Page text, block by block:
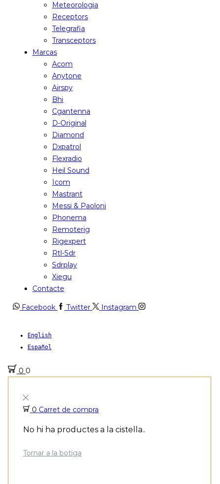
Meteorologia
Receptors
Telegrafia
Transceptors
Marcas
Acom
Anytone
Airspy
Bhi
Cgantenna
D-Original
Diamond
Dxpatrol
Flexradio
Heil Sound
Icom
Mastrant
Messi & Paoloni
Phonema
Remoterig
Rigexpert
Rtl-Sdr
Sdrplay
Xiegu
Contacte
Facebook Twitter Instagram
English
Español
0 0
0 Carret de compra
No hi ha productes a la cistella..
Tornar a la botiga